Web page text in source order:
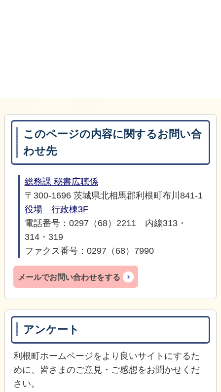
このページの内容に関するお問い合
わせ先
総務課 秘書広聴係
〒300-1696 茨城県北相馬郡利根町布川841-1
役場 行政棟3F
電話番号：0297（68）2211 内線313・
314・319
ファクス番号：0297（68）7990
メールでお問い合わせをする
アンケート
利根町ホームページをより良いサイトにするた
めに、皆さまのご意見・ご感想をお聞かせくだ
さい。